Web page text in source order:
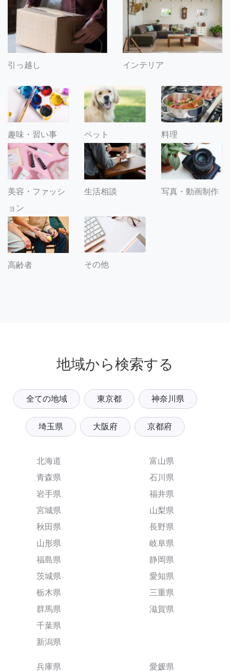
引っ越し インテリア
趣味・習い事 ペット 料理
美容・ファッシ
ョン
生活相談 写真・動画制作
高齢者 その他
地域から検索する
全ての地域 東京都 神奈川県
埼玉県 大阪府 京都府
北海道
青森県
岩手県
宮城県
秋田県
山形県
福島県
茨城県
栃木県
群馬県
千葉県
新潟県
富山県
石川県
福井県
山梨県
長野県
岐阜県
静岡県
愛知県
三重県
滋賀県
兵庫県
愛媛県